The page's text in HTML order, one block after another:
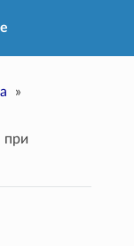
»
при